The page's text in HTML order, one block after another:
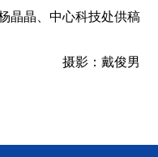
晶晶、中心科技处供稿
摄影：戴俊男